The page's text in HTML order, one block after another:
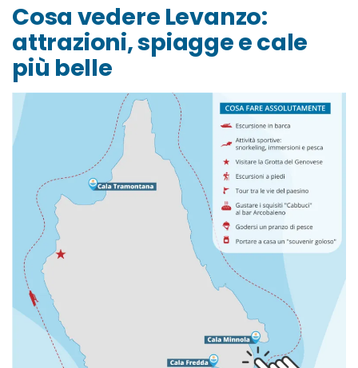
Cosa vedere Levanzo:
attrazioni, spiagge e cale
più belle